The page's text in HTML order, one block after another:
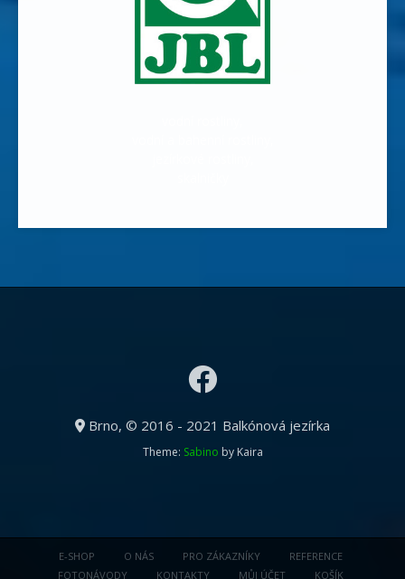
Brno, © 2016 - 2021 Balkónová jezírka
Theme: Sabino by Kaira
E-SHOP O NÁS PRO ZÁKAZNÍKY
REFERENCE
FOTONÁVODY
KONTAKTY MŮJ ÚČET KOŠÍK